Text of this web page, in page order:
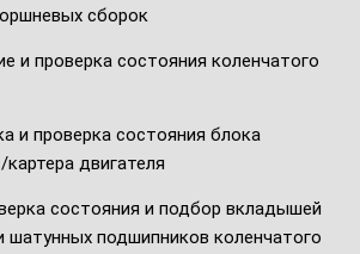
сборок
и проверка состояния коленчатого
и проверка состояния блока
двигателя
состояния и подбор вкладышей
шатунных подшипников коленчатого